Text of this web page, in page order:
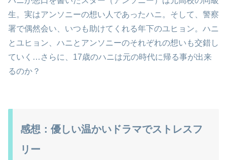
生。実はアンソニーの想い人であったハニ。そして、警察
署で偶然会い、いつも助けてくれる年下のユヒョン。ハニ
とユヒョン、ハニとアンソニーのそれぞれの想いも交錯し
ていく…さらに、17歳のハニは元の時代に帰る事が出来
るのか？
感想：優しい温かいドラマでストレスフ
リー